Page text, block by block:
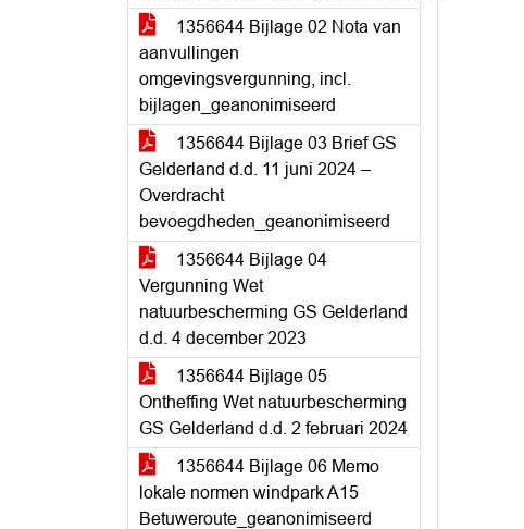
1356644 Bijlage 02 Nota van
aanvullingen
omgevingsvergunning, incl.
bijlagen_geanonimiseerd
1356644 Bijlage 03 Brief GS
Gelderland d.d. 11 juni 2024 –
Overdracht
bevoegdheden_geanonimiseerd
1356644 Bijlage 04
Vergunning Wet
natuurbescherming GS Gelderland
d.d. 4 december 2023
1356644 Bijlage 05
Ontheffing Wet natuurbescherming
GS Gelderland d.d. 2 februari 2024
1356644 Bijlage 06 Memo
lokale normen windpark A15
Betuweroute_geanonimiseerd